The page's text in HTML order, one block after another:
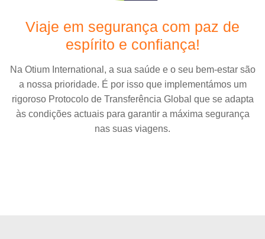
Viaje em segurança com paz de
espírito e confiança!
Na Otium International, a sua saúde e o seu bem-estar são
a nossa prioridade. É por isso que implementámos um
rigoroso Protocolo de Transferência Global que se adapta
às condições actuais para garantir a máxima segurança
nas suas viagens.